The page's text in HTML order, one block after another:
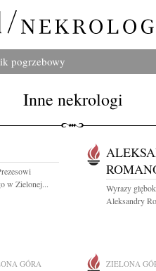
pogrzebowy
Inne nekrologi
w Zielonej...
Wyrazy
Aleksandry
GÓRA ZIELONA